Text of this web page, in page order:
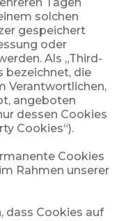
solchen
gespeichert
oder
Als „Third-
bezeichnet, die
Verantwortlichen,
angeboten
dessen Cookies
Cookies“).
Cookies
Rahmen unserer
dass Cookies auf